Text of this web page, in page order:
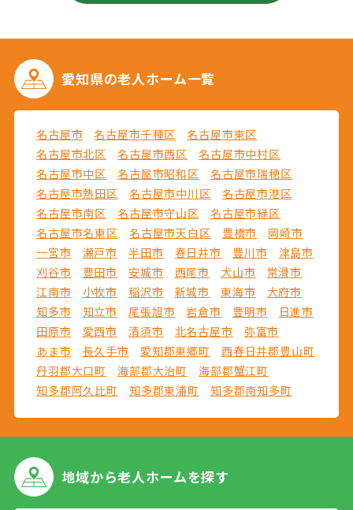
愛知県の老人ホーム一覧
名古屋市 名古屋市千種区
名古屋市東区
名古屋市北区
名古屋市西区
名古屋市中村区
名古屋市中区
名古屋市昭和区
名古屋市瑞穂区
名古屋市熱田区
名古屋市中川区
名古屋市港区
名古屋市南区
名古屋市守山区
名古屋市緑区
名古屋市名東区
名古屋市天白区 豊橋市
岡崎市
一宮市
瀬戸市 半田市 春日井市 豊川市
津島市
刈谷市
豊田市 安城市 西尾市 犬山市
常滑市
江南市
小牧市 稲沢市 新城市 東海市
大府市
知多市
知立市 尾張旭市 岩倉市 豊明市
日進市
田原市
愛西市 清須市 北名古屋市
弥富市
あま市
長久手市 愛知郡東郷町
西春日井郡豊山町
丹羽郡大口町
海部郡大治町
海部郡蟹江町
知多郡阿久比町
知多郡東浦町 知多郡南知多町
地域から老人ホームを探す